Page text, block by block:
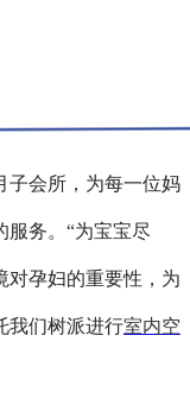
子会所，为每一位妈
服务。“为宝宝尽
对孕妇的重要性，为
我们树派进行室内空